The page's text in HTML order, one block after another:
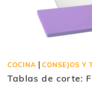
COCINA | CONSEJOS Y
Tablas de corte: